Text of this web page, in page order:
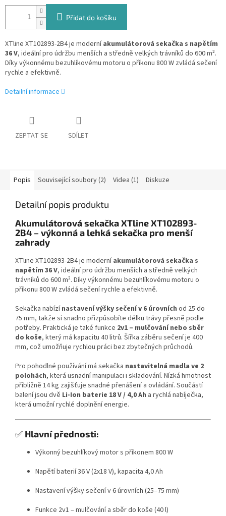
Přidat do košíku
XTline XT102893-2B4 je moderníakumulátorová sekačka s napětím
36 V, ideální pro údržbu menších a středně velkých trávníků do 600 m².
Díky výkonnému bezuhlíkovému motoru o příkonu 800 W zvládá sečení
rychle a efektivně.
Detailní informace
ZEPTAT SE SDÍLET
Popis Související soubory (2) Videa (1) Diskuze
Detailní popis produktu
Akumulátorová sekačka XTline XT102893-
2B4 – výkonná a lehká sekačka pro menší
zahrady
XTline XT102893-2B4 je moderníakumulátorová sekačka s
napětím 36 V, ideální pro údržbu menších a středně velkých
trávníků do 600 m². Díky výkonnému bezuhlíkovému motoru o
příkonu 800 W zvládá sečení rychle a efektivně.
Sekačka nabízínastavení výšky sečení v 6 úrovních od 25 do
75 mm, takže si snadno přizpůsobíte délku trávy přesně podle
potřeby. Praktická je také funkce 2v1 – mulčování nebo sběr
do koše, který má kapacitu 40 litrů. Šířka záběru sečení je 400
mm, což umožňuje rychlou práci bez zbytečných průchodů.
Pro pohodlné používání má sekačka nastavitelná madla ve 2
polohách, která usnadní manipulaci i skladování. Nízká hmotnost
přibližně 14 kg zajišťuje snadné přenášení a ovládání. Součástí
balení jsou dvě Li-Ion baterie 18 V / 4,0 Ah a rychlá nabíječka,
která umožní rychlé doplnění energie.
✅ Hlavní přednosti:
Výkonný bezuhlíkový motor s příkonem 800 W
Napětí baterií 36 V (2x18 V), kapacita 4,0 Ah
Nastavení výšky sečení v 6 úrovních (25–75 mm)
Funkce 2v1 – mulčování a sběr do koše (40 l)